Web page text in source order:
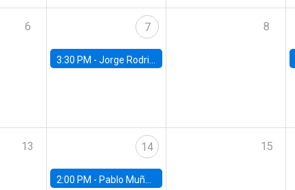
6 7
3:30 PM -Jorge Rodriguez, Universidad de Los Andes
8
13 14
2:00 PM - Pablo Muñoz, Universidad de Chile
15